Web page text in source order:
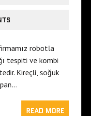
robotla
tespiti ve kombi
Kireçli, soğuk
READ MORE